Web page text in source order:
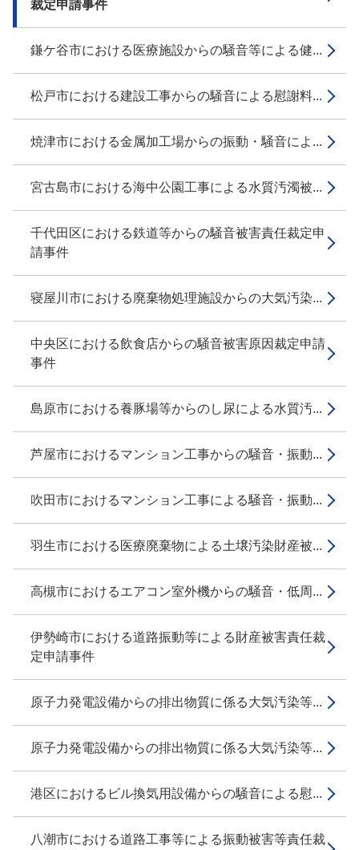
裁定申請事件
鎌ケ谷市における医療施設からの騒音等による健...
松戸市における建設工事からの騒音による慰謝料...
焼津市における金属加工場からの振動・騒音によ...
宮古島市における海中公園工事による水質汚濁被...
千代田区における鉄道等からの騒音被害責任裁定申
請事件
寝屋川市における廃棄物処理施設からの大気汚染...
中央区における飲食店からの騒音被害原因裁定申請
事件
島原市における養豚場等からのし尿による水質汚...
芦屋市におけるマンション工事からの騒音・振動...
吹田市におけるマンション工事による騒音・振動...
羽生市における医療廃棄物による土壌汚染財産被...
高槻市におけるエアコン室外機からの騒音・低周...
伊勢崎市における道路振動等による財産被害責任裁
定申請事件
原子力発電設備からの排出物質に係る大気汚染等...
原子力発電設備からの排出物質に係る大気汚染等...
港区におけるビル換気用設備からの騒音による慰...
八潮市における道路工事等による振動被害等責任裁